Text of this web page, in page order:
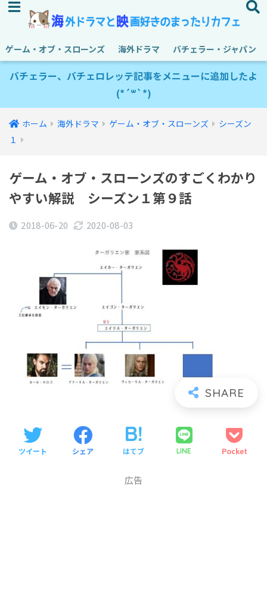
ゲーム・オブ・スローンズ 海外ドラマ バチェラー・ジャパン
バチェラー、バチェロレッテ記事をメニューに追加したよ
(*´꒳`*)
ホーム 海外ドラマ ゲーム・オブ・スローンズ
シーズン
１
ゲーム・オブ・スローンズのすごくわかり
やすい解説 シーズン１第９話
2018-06-20 2020-08-03
ツイート シェア はてブ LINE Pocket
広告